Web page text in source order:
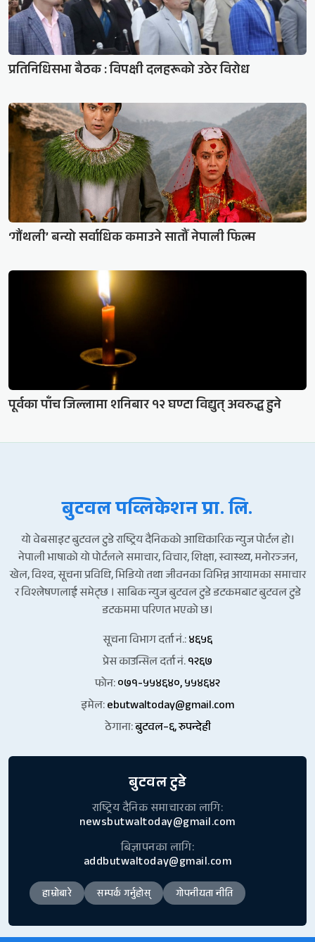
प्रतिनिधिसभा बैठक : विपक्षी दलहरूको उठेर विरोध
‘गौंथली’ बन्यो सर्वाधिक कमाउने सातौँ नेपाली फिल्म
पूर्वका पाँच जिल्लामा शनिबार १२ घण्टा विद्युत् अवरुद्ध हुने
बुटवल पव्लिकेशन प्रा. लि.
यो वेबसाइट बुटवल टुडे राष्ट्रिय दैनिकको आधिकारिक न्युज पोर्टल हो।
नेपाली भाषाको यो पोर्टलले समाचार, विचार, शिक्षा, स्वास्थ्य, मनोरञ्जन,
खेल, विश्व, सूचना प्रविधि, भिडियो तथा जीवनका विभिन्न आयामका समाचार
र विश्लेषणलाई समेट्छ । साबिक न्युज बुटवल टुडे डटकमबाट बुटवल टुडे
डटकममा परिणत भएको छ।
सूचना विभाग दर्ता नं.:४६५६
प्रेस काउन्सिल दर्ता नं.१२६७
फोन:०७१-५५४६४०, ५५४६४२
इमेल:ebutwaltoday@gmail.com
ठेगाना:बुटवल–६, रुपन्देही
बुटवल टुडे
राष्ट्रिय दैनिक समाचारका लागि:
newsbutwaltoday@gmail.com
बिज्ञापनका लागि:
addbutwaltoday@gmail.com
हाम्रोबारे सम्पर्क गर्नुहोस् गोपनीयता नीति